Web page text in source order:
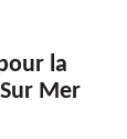
la
Mer